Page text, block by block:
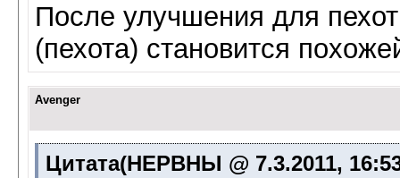
После улучшения для
(пехота) становится
Avenger
Цитата(НЕРВНЫ @ 7.3.2011,